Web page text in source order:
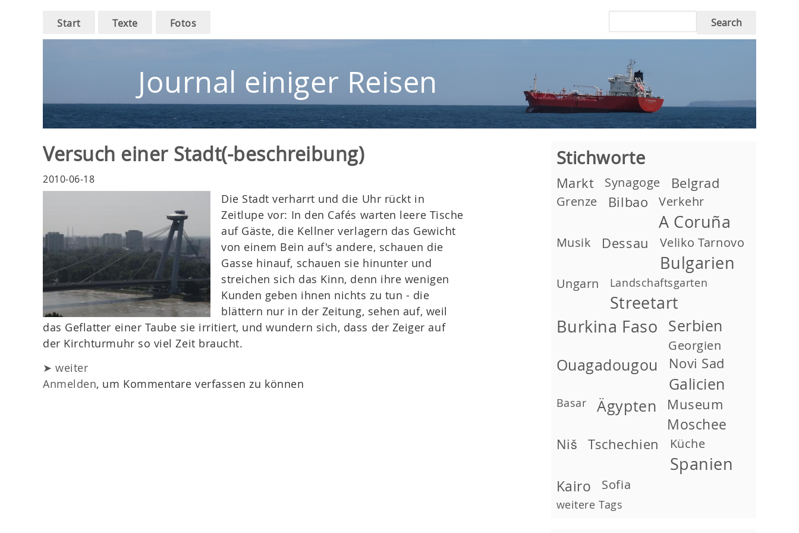
Main
navigation
Start Texte Fotos
Journal einiger Reisen
Versuch einer Stadt(-beschreibung)
2010-06-18
Die Stadt verharrt und die Uhr rückt in
Zeitlupe vor: In den Cafés warten leere Tische
auf Gäste, die Kellner verlagern das Gewicht
von einem Bein auf's andere, schauen die
Gasse hinauf, schauen sie hinunter und
streichen sich das Kinn, denn ihre wenigen
Kunden geben ihnen nichts zu tun - die
blättern nur in der Zeitung, sehen auf, weil
das Geflatter einer Taube sie irritiert, und wundern sich, dass der Zeiger auf
der Kirchturmuhr so viel Zeit braucht.
➤ weiter
Anmelden, um Kommentare verfassen zu können
Stichworte
Markt Synagoge Belgrad
Grenze Bilbao Verkehr
A Coruña
Musik Dessau Veliko Tarnovo
Bulgarien
Ungarn Landschaftsgarten
Streetart
Burkina Faso
Serbien
Georgien
Ouagadougou Novi Sad
Galicien
Basar Ägypten Museum
Moschee
Niš Tschechien Küche
Spanien
Kairo Sofia
weitere Tags